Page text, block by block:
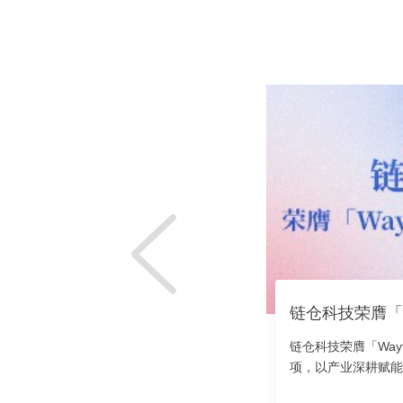
链仓科技荣膺「
项，以产业深耕赋